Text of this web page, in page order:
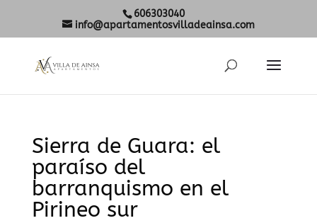
606303040
info@apartamentosvilladeainsa.com
Sierra de Guara: el
paraíso del
barranquismo en el
Pirineo sur